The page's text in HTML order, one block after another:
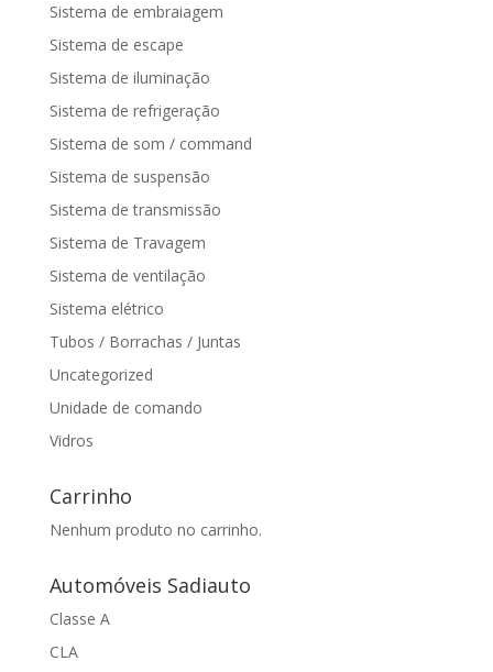
Sistema de embraiagem
Sistema de escape
Sistema de iluminação
Sistema de refrigeração
Sistema de som / command
Sistema de suspensão
Sistema de transmissão
Sistema de Travagem
Sistema de ventilação
Sistema elétrico
Tubos / Borrachas / Juntas
Uncategorized
Unidade de comando
Vidros
Carrinho
Nenhum produto no carrinho.
Automóveis Sadiauto
Classe A
CLA